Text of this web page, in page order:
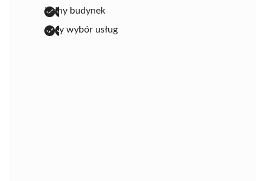
ładny budynek
duży wybór usług